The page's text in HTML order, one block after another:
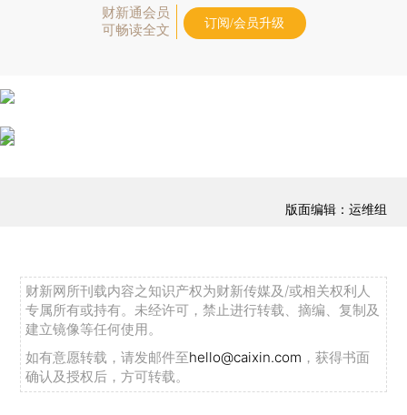
财新通会员
可畅读全文
订阅/会员升级
版面编辑：运维组
财新网所刊载内容之知识产权为财新传媒及/或相关权利人
专属所有或持有。未经许可，禁止进行转载、摘编、复制及
建立镜像等任何使用。
如有意愿转载，请发邮件至hello@caixin.com ，获得书面
确认及授权后，方可转载。